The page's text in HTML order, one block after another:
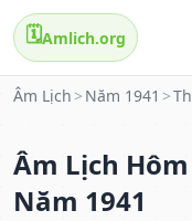
🗓️Amlich.org
Âm Lịch > Năm 1941 >
Âm Lịch
Năm 1941